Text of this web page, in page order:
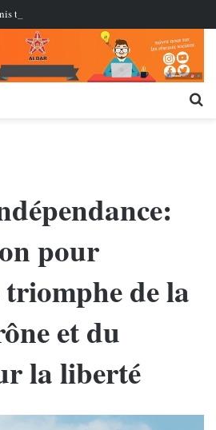
pour
de la
et du
la liberté